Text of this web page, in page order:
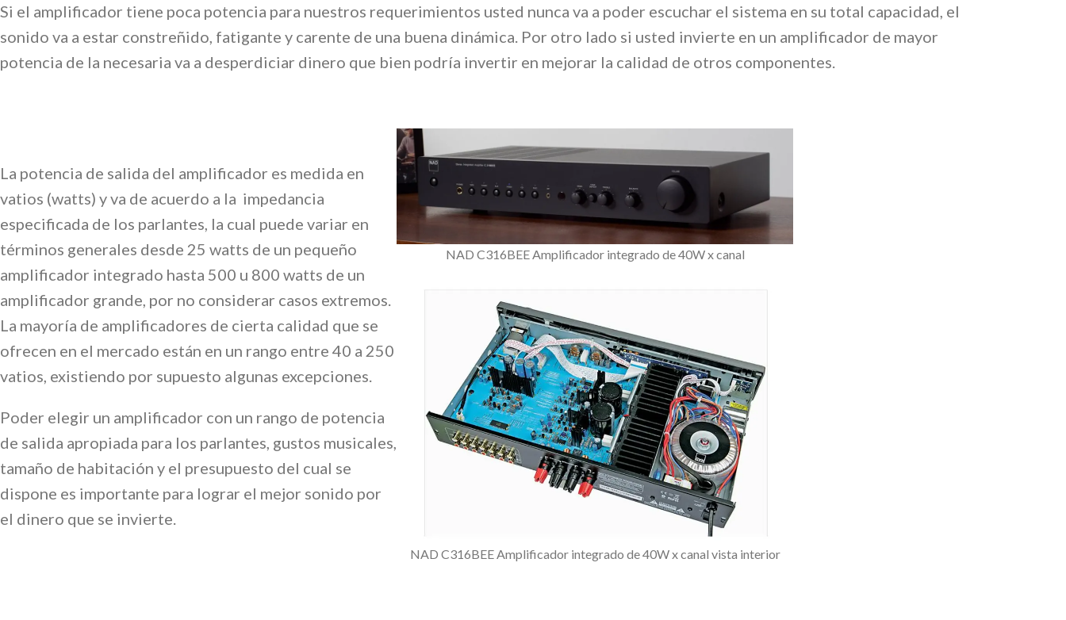
Si el amplificador tiene poca potencia para nuestros requerimientos usted nunca va a poder escuchar el sistema en su total capacidad, el
sonido va a estar constreñido, fatigante y carente de una buena dinámica. Por otro lado si usted invierte en un amplificador de mayor
potencia de la necesaria va a desperdiciar dinero que bien podría invertir en mejorar la calidad de otros componentes.
La potencia de salida del amplificador es medida en
vatios (watts) y va de acuerdo a la impedancia
especificada de los parlantes, la cual puede variar en
términos generales desde 25 watts de un pequeño
amplificador integrado hasta 500 u 800 watts de un
amplificador grande, por no considerar casos extremos.
La mayoría de amplificadores de cierta calidad que se
ofrecen en el mercado están en un rango entre 40 a 250
vatios, existiendo por supuesto algunas excepciones.
Poder elegir un amplificador con un rango de potencia
de salida apropiada para los parlantes, gustos musicales,
tamaño de habitación y el presupuesto del cual se
dispone es importante para lograr el mejor sonido por
el dinero que se invierte.
NAD C316BEE Amplificador integrado de 40W x canal
NAD C316BEE Amplificador integrado de 40W x canal vista interior